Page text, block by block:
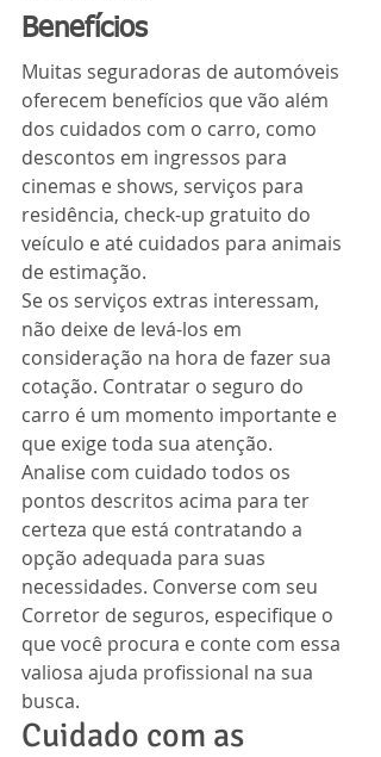
Benefícios
Muitas seguradoras de automóveis
oferecem benefícios que vão além
dos cuidados com o carro, como
descontos em ingressos para
cinemas e shows, serviços para
residência, check-up gratuito do
veículo e até cuidados para animais
de estimação.
Se os serviços extras interessam,
não deixe de levá-los em
consideração na hora de fazer sua
cotação. Contratar o seguro do
carro é um momento importante e
que exige toda sua atenção.
Analise com cuidado todos os
pontos descritos acima para ter
certeza que está contratando a
opção adequada para suas
necessidades. Converse com seu
Corretor de seguros, especifique o
que você procura e conte com essa
valiosa ajuda profissional na sua
busca.
Cuidado com as